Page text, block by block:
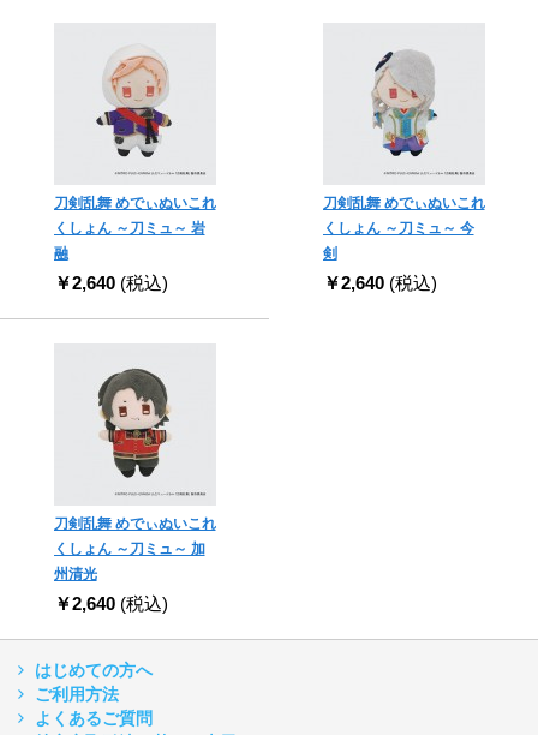
刀剣乱舞 めでぃぬいこれ
くしょん ～刀ミュ～ 岩
融
￥2,640 (税込)
刀剣乱舞 めでぃぬいこれ
くしょん ～刀ミュ～ 今
剣
￥2,640 (税込)
刀剣乱舞 めでぃぬいこれ
くしょん ～刀ミュ～ 加
州清光
￥2,640 (税込)
はじめての方へ
ご利用方法
よくあるご質問